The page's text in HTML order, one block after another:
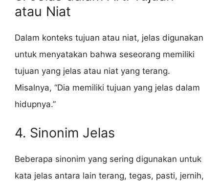
atau Niat
Dalam konteks tujuan atau niat, jelas digunakan
untuk menyatakan bahwa seseorang memiliki
tujuan yang jelas atau niat yang terang.
Misalnya, “Dia memiliki tujuan yang jelas dalam
hidupnya.”
4. Sinonim Jelas
Beberapa sinonim yang sering digunakan untuk
kata jelas antara lain terang, tegas, pasti, jernih,